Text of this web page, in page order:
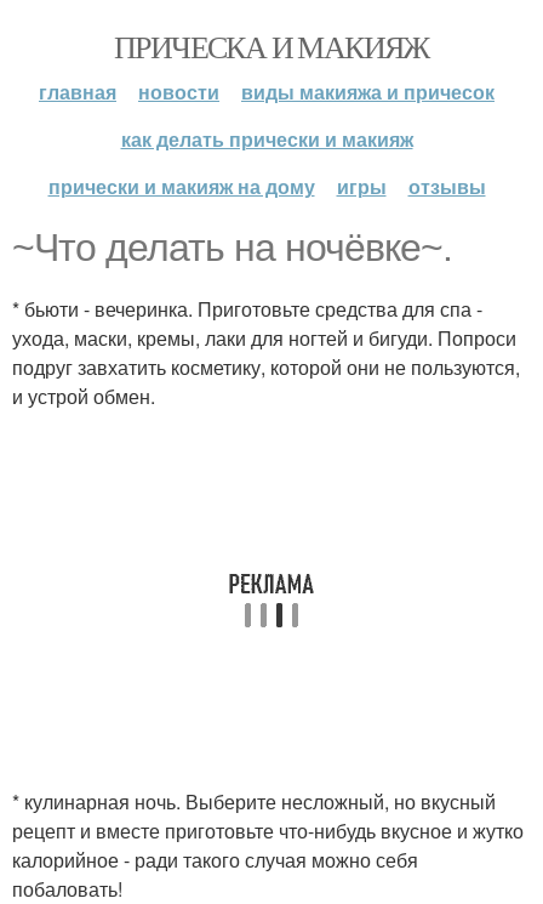
ПРИЧЕСКА И МАКИЯЖ
главная новости
виды макияжа и причесок
как делать прически и макияж
прически и макияж на дому
игры отзывы
~Что делать на ночёвке~.
* бьюти - вечеринка. Приготовьте средства для спа -
ухода, маски, кремы, лаки для ногтей и бигуди. Попроси
подруг завхатить косметику, которой они не пользуются,
и устрой обмен.
* кулинарная ночь. Выберите несложный, но вкусный
рецепт и вместе приготовьте что-нибудь вкусное и жутко
калорийное - ради такого случая можно себя
побаловать!